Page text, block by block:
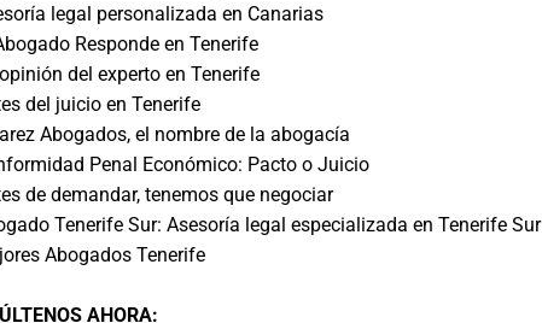
legal personalizada en Canarias
Responde en Tenerife
del experto en Tenerife
del juicio en Tenerife
Abogados, el nombre de la abogacía
Penal Económico: Pacto o Juicio
de demandar, tenemos que negociar
Tenerife Sur: Asesoría legal especializada en Tenerife Sur
Abogados Tenerife
AHORA: